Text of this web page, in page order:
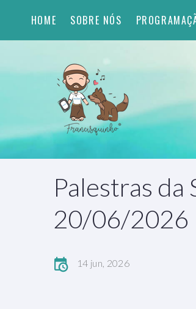
HOME SOBRE NÓS
Palestras da
20/06/2026
14 jun, 2026